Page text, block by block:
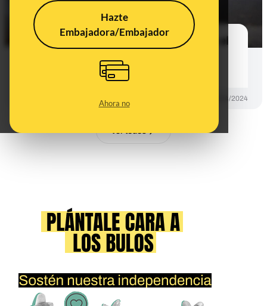
Hazte
Embajadora/Embajador
Ahora no
¿Existe relación entre el incienso y el
12/04/2024
Ver todos